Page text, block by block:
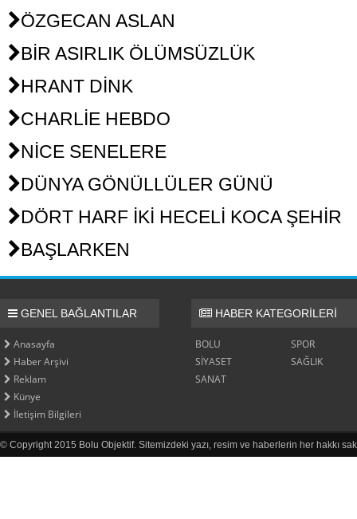
ÖZGECAN ASLAN
BİR ASIRLIK ÖLÜMSÜZLÜK
HRANT DİNK
CHARLİE HEBDO
NİCE SENELERE
DÜNYA GÖNÜLLÜLER GÜNÜ
DÖRT HARF İKİ HECELİ KOCA ŞEHİR
BAŞLARKEN
GENEL BAĞLANTILAR
Anasayfa
Haber Arşivi
Reklam
Künye
İletişim Bilgileri
HABER KATEGORİLERİ
BOLU
SPOR
SİYASET
SAĞLIK
SANAT
© Copyright 2015 Bolu Objektif. Sitemizdeki yazı, resim ve haberlerin her hakkı